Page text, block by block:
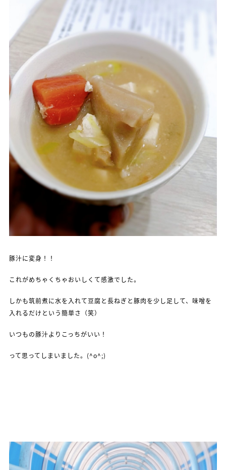
豚汁に変身！！
これがめちゃくちゃおいしくて感激でした。
しかも筑前煮に水を入れて豆腐と長ねぎと豚肉を少し足して、味噌を
入れるだけという簡単さ（笑）
いつもの豚汁よりこっちがいい！
って思ってしまいました。(^o^;)